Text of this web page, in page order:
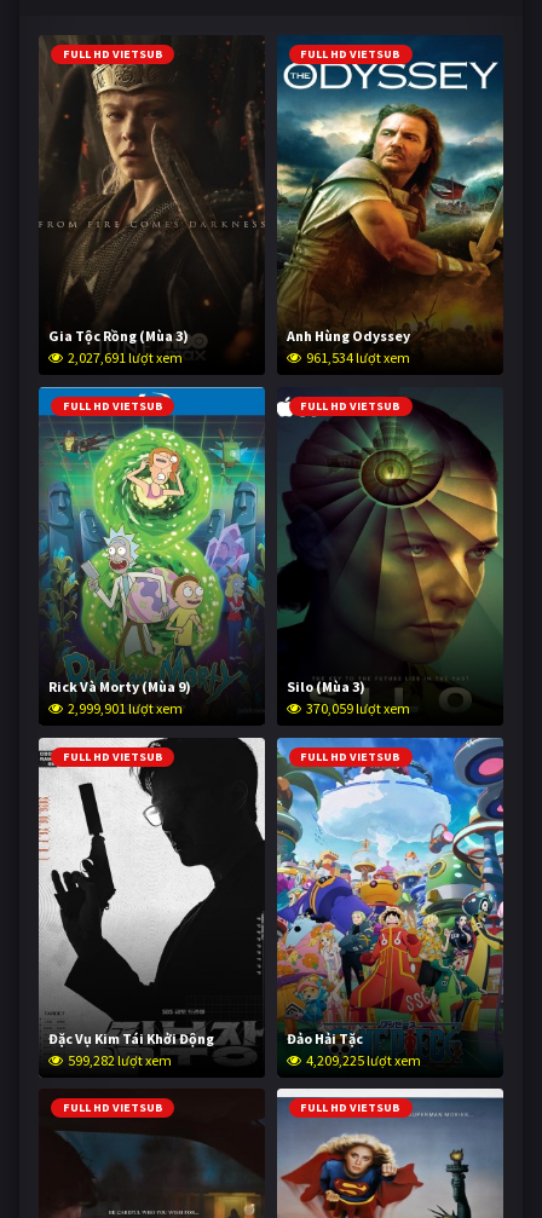
FULL HD VIETSUB
Gia Tộc Rồng (Mùa 3)
2,027,691 lượt xem
FULL HD VIETSUB
Anh Hùng Odyssey
961,534 lượt xem
FULL HD VIETSUB
Rick Và Morty (Mùa 9)
2,999,901 lượt xem
FULL HD VIETSUB
Silo (Mùa 3)
370,059 lượt xem
FULL HD VIETSUB
Đặc Vụ Kim Tái Khởi Động
599,282 lượt xem
FULL HD VIETSUB
Đảo Hải Tặc
4,209,225 lượt xem
FULL HD VIETSUB FULL HD VIETSUB